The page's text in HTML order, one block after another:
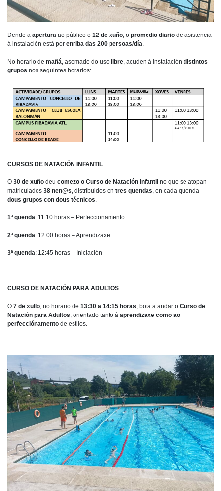
Dende a apertura ao público o 12 de xuño, o promedio diario de asistencia
á instalación está por enriba das 200 persoas/día.
No horario de mañá, asemade do uso libre, acuden á instalación distintos
grupos nos seguintes horarios:
CURSOS DE NATACIÓN INFANTIL
O 30 de xuño deu comezo o Curso de Natación Infantil no que se atopan
matriculados 38 nen@s , distribuidos en tres quendas , en cada quenda
dous grupos con dous técnicos
1ª quenda: 11:10 horas – Perfeccionamento
2ª quenda: 12:00 horas – Aprendizaxe
3ª quenda: 12:45 horas – Iniciación
CURSO DE NATACIÓN PARA ADULTOS
O 7 de xullo , no horario de 13:30 a 14:15 horas , bota a andar o Curso de
Natación para Adultos , orientado tanto á aprendizaxe como ao
perfecciónamento de estilos.